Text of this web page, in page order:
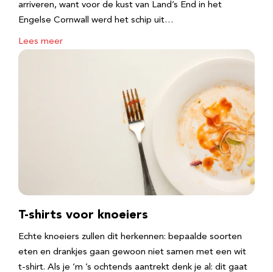
arriveren, want voor de kust van Land’s End in het
Engelse Cornwall werd het schip uit…
Lees meer
T-shirts voor knoeiers
Echte knoeiers zullen dit herkennen: bepaalde soorten
eten en drankjes gaan gewoon niet samen met een wit
t-shirt. Als je ‘m ’s ochtends aantrekt denk je al: dit gaat